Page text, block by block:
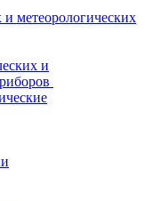
метеорологических
и